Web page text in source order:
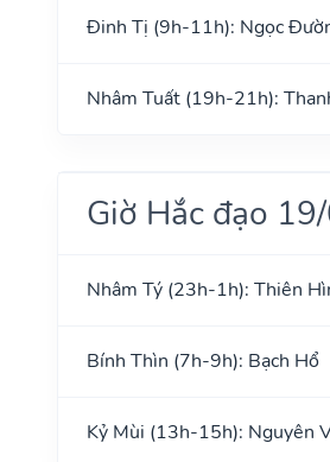
Đinh Tị (9h-11h): Ngọc
Nhâm Tuất (19h-21h):
Giờ Hắc đạo
Nhâm Tý (23h-1h): Thiên
Bính Thìn (7h-9h): Bạch Hổ
Kỷ Mùi (13h-15h): Nguyên